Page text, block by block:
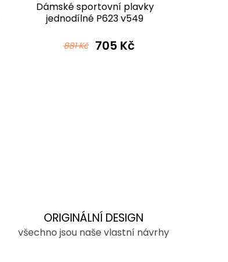
Dámské sportovní plavky
jednodílné P623 v549
881 Kč 705 Kč
ORIGINÁLNÍ DESIGN
všechno jsou naše vlastní návrhy